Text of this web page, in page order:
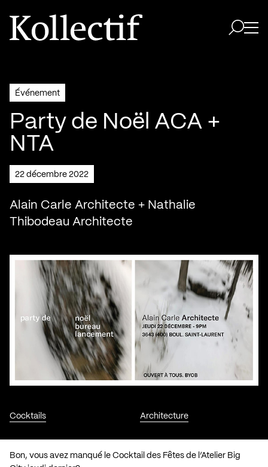
Aller à la page d'accueil
Logo Kollectif
Événement
Party de Noël ACA +
NTA
22 décembre 2022
Alain Carle Architecte + Nathalie
Thibodeau Architecte
Cocktails Architecture
Bon, vous avez manqué le Cocktail des Fêtes de l’Atelier Big